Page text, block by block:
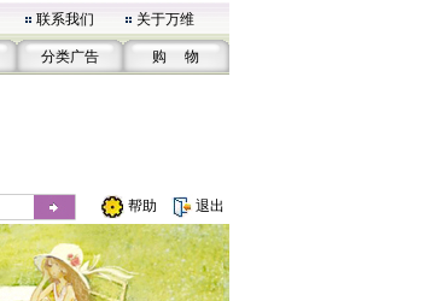
联系我们 关于万维
分类广告 购 物
帮助 退出